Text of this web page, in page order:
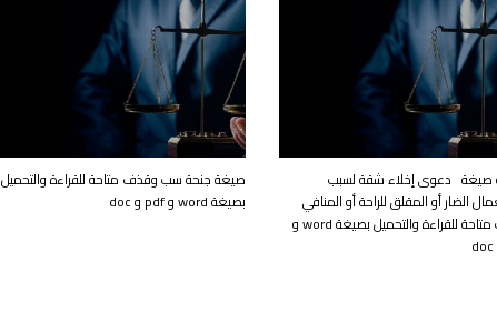
دعوى إخلاء شقة لسبب
الضار أو المقلق للراحة أو المنافي
للآداب متاحة للقراءة والتحميل بصيغة word و
صيغة جنحة سب وقذف متاحة للقراءة والتحميل
بصيغة word و pdf و doc